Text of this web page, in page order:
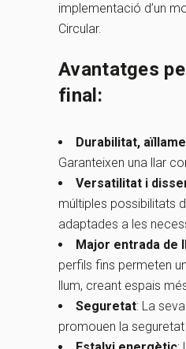
implementació d’un
Circular.
Avantatges
final:
Durabilitat,
Garanteixen una llar
Versatilitat i
múltiples possibilitats
adaptades a les
Major entrada de
perfils fins permeten
llum, creant espais
Seguretat: La
promouen la seguretat